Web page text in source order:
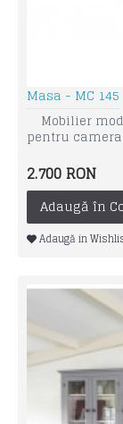
Masa - MC 145
Mobilier
pentru
2.700 RON
Adaugă în
Adaugă in